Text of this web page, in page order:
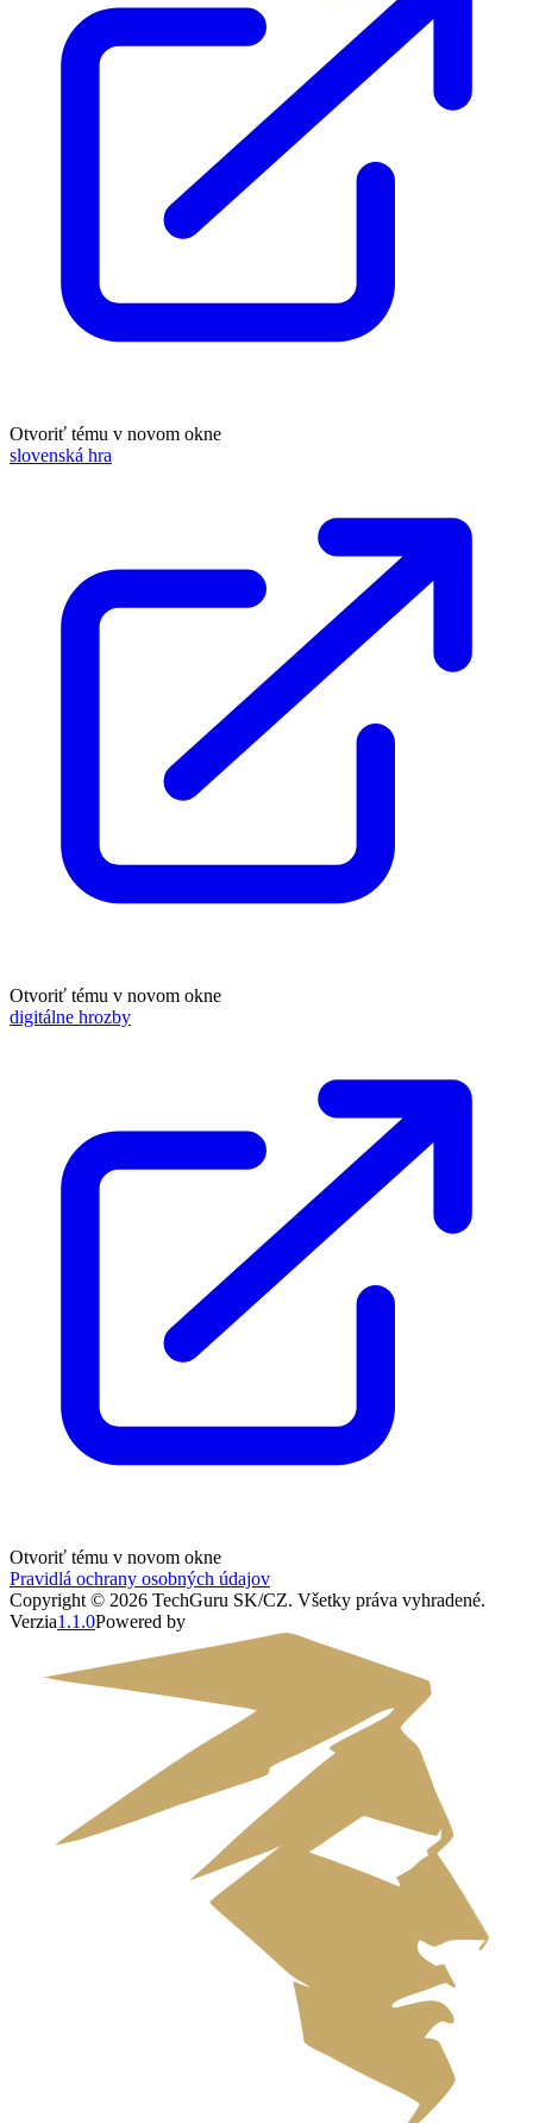
Otvoriť tému v novom okne
slovenská hra
Otvoriť tému v novom okne
digitálne hrozby
Otvoriť tému v novom okne
Pravidlá ochrany osobných údajov
Copyright © 2026 TechGuru SK/CZ. Všetky práva vyhradené.
Verzia1.1.0Powered by